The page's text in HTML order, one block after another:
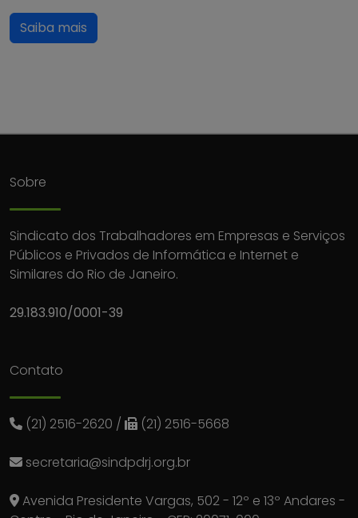
Saiba mais
Sobre
Sindicato dos Trabalhadores em Empresas e Serviços
Públicos e Privados de Informática e Internet e
Similares do Rio de Janeiro.
29.183.910/0001-39
Contato
(21) 2516-2620 / (21) 2516-5668
secretaria@sindpdrj.org.br
Avenida Presidente Vargas, 502 - 12º e 13º Andares -